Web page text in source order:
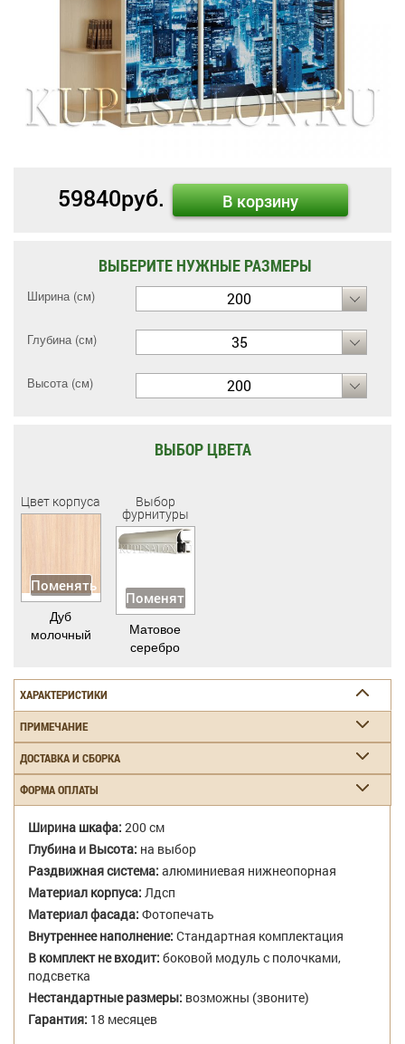
59840руб. В корзину
ВЫБЕРИТЕ НУЖНЫЕ РАЗМЕРЫ
Ширина (см) 200
Глубина (см) 35
Высота (см) 200
ВЫБОР ЦВЕТА
Цвет корпуса
Поменять
Дуб
молочный
Выбор
фурнитуры
Поменять
Матовое
серебро
ХАРАКТЕРИСТИКИ
ПРИМЕЧАНИЕ
ДОСТАВКА И СБОРКА
ФОРМА ОПЛАТЫ
Ширина шкафа: 200 см
Глубина и Высота: на выбор
Раздвижная система: алюминиевая нижнеопорная
Материал корпуса: Лдсп
Материал фасада: Фотопечать
Внутреннее наполнение: Стандартная комплектация
В комплект не входит: боковой модуль с полочками,
подсветка
Нестандартные размеры: возможны (звоните)
Гарантия: 18 месяцев